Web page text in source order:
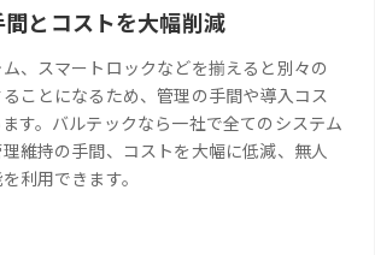
間とコストを大幅削減
、スマートロックなどを揃えると別々の
ことになるため、管理の手間や導入コス
す。バルテックなら一社で全てのシステム
維持の手間、コストを大幅に低減、無人
利用できます。